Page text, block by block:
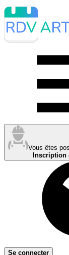
Vous êtes
Inscription
Se connecter